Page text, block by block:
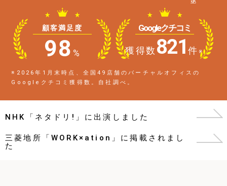
顧客満足度
98 %
Googleクチコミ
獲得数 821件 ※
※2026年1月末時点、全国49店舗のバーチャルオフィスの
Googleクチコミ獲得数。自社調べ。
NHK「ネタドリ!」に出演しました
三菱地所「WORK×ation」に掲載されまし
た